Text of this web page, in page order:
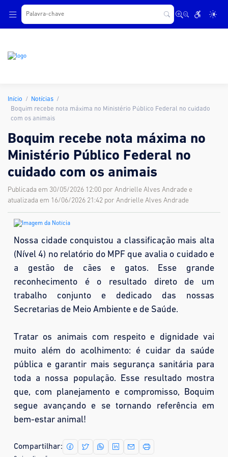
Início
Notícias
Boquim recebe nota máxima no Ministério Público Federal no cuidado
com os animais
Boquim recebe nota máxima no
Ministério Público Federal no
cuidado com os animais
Publicada em 30/05/2026 12:00 por Andrielle Alves Andrade e
atualizada em 16/06/2026 21:42 por Andrielle Alves Andrade
Nossa cidade conquistou a classificação mais alta
(Nível 4) no relatório do MPF que avalia o cuidado e
a gestão de cães e gatos. Esse grande
reconhecimento é o resultado direto de um
trabalho conjunto e dedicado das nossas
Secretarias de Meio Ambiente e de Saúde.
Tratar os animais com respeito e dignidade vai
muito além do acolhimento: é cuidar da saúde
pública e garantir mais segurança sanitária para
toda a nossa população. Esse resultado mostra
que, com planejamento e compromisso, Boquim
segue avançando e se tornando referência em
bem-estar animal!
Compartilhar: